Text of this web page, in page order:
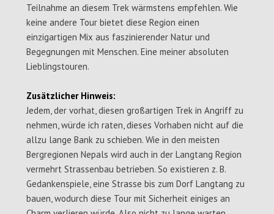
Teilnahme an diesem Trek wärmstens empfehlen. Wie
keine andere Tour bietet diese Region einen
einzigartigen Mix aus faszinierender Natur und
Begegnungen mit Menschen. Eine meiner absoluten
Lieblingstouren.
Zusätzlicher Hinweis:
Jedem, der vorhat, diesen großartigen Trek in Angriff zu
nehmen, würde ich raten, dieses Vorhaben nicht auf die
allzu lange Bank zu schieben. Wie in den meisten
Bergregionen Nepals wird auch in der Langtang Region
vermehrt Strassenbau betrieben. So existieren z. B.
Gedankenspiele, eine Strasse bis zum Dorf Langtang zu
bauen, wodurch diese Tour mit Sicherheit einiges an